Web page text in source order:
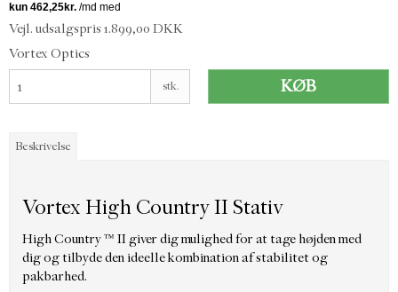
Vejl. udsalgspris 1.899,00 DKK
Vortex Optics
stk. KØB
Beskrivelse
Vortex High Country II Stativ
High Country ™ II giver dig mulighed for at tage højden med
dig og tilbyde den ideelle kombination af stabilitet og
pakbarhed.